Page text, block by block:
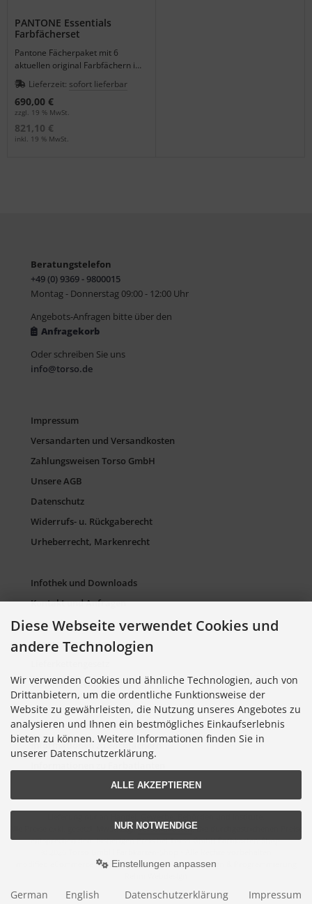
PANTONE Essentials
Farbfächerset
Pantone Fächerpaket mit 6
aktuellen original Farbfächern im
schicken Design Case - Edition
2022
Lieferzeit: sofort lieferbar
690,00 €
zzgl. 19 % MwSt.
821,10 €
inkl. 19 % MwSt.
Beratungstelefon
+49 (0) 9369 - 9800015
Montag - Donnerstag 09:00 - 12:00 Uhr
Angebots-Anfragen bitte über den
Anfragekorb
Oder schreiben Sie uns
info@torso.de
Impressum
Versandarten und Versandkosten
Zahlungsweisen Torso GmbH
Unsere AGB
Datenschutz
Widerrufs- u. Rückgaberecht
Urheberrecht, Markenrecht
Infothek und Downloads
Kontakt und Anfragen
Verpackung und Entsorgung
Sitemap Torso.de
Cookie Einstellungen
Informationen zu Farbkarten
Informationen zu Farbfächern
Alle Preise exkl. gesetzl. MwSt. zzgl.Versandkosten. Die durchgestrichenen Preise
entsprechen dem bisherigen Preis bei Torso GmbH Farbkarten-Shop.
modified eCommerce Shopsoftware © 2009-2026 • Design & Programmierung
Diese Webseite verwendet Cookies und
andere Technologien
Wir verwenden Cookies und ähnliche Technologien, auch von
Drittanbietern, um die ordentliche Funktionsweise der
Website zu gewährleisten, die Nutzung unseres Angebotes zu
analysieren und Ihnen ein bestmögliches Einkaufserlebnis
bieten zu können. Weitere Informationen finden Sie in
unserer Datenschutzerklärung.
ALLE AKZEPTIEREN
NUR NOTWENDIGE
Einstellungen anpassen
German English Datenschutzerklärung Impressum